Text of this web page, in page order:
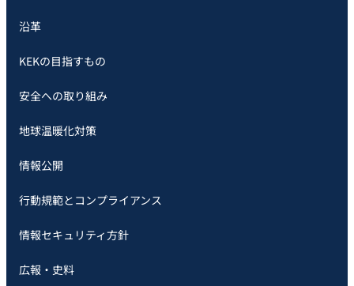
沿革
KEKの目指すもの
安全への取り組み
地球温暖化対策
情報公開
行動規範とコンプライアンス
情報セキュリティ方針
広報・史料